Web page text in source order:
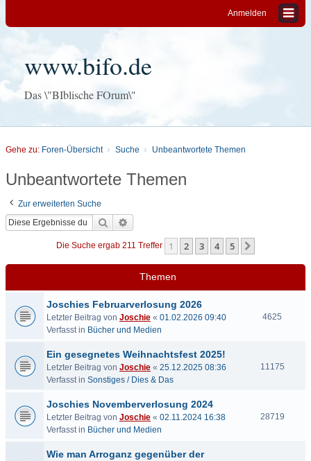
Anmelden
www.bifo.de
Das \"BIblische FOrum\"
Gehe zu: Foren-Übersicht Suche Unbeantwortete Themen
Unbeantwortete Themen
Zur erweiterten Suche
Suche
Die Suche ergab 211 Treffer 1 2 3 4 5
Themen
Joschies Februarverlosung 2026
Letzter Beitrag von Joschie « 01.02.2026 09:40
Verfasst in Bücher und Medien
4625
Ein gesegnetes Weihnachtsfest 2025!
Letzter Beitrag von Joschie « 25.12.2025 08:36
Verfasst in Sonstiges / Dies & Das
11175
Joschies Novemberverlosung 2024
Letzter Beitrag von Joschie « 02.11.2024 16:38
Verfasst in Bücher und Medien
28719
Wie man Arroganz gegenüber der